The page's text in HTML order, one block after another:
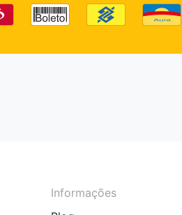
Informações